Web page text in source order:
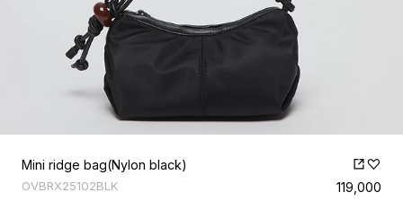
Mini ridge bag(Nylon black)
OVBRX25102BLK 119,000